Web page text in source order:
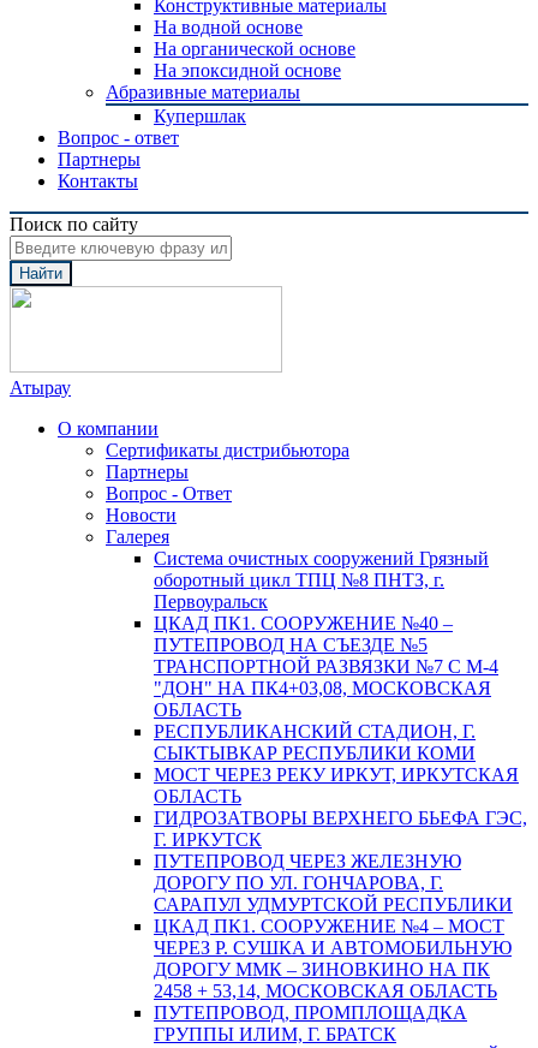
Конструктивные материалы
На водной основе
На органической основе
На эпоксидной основе
Абразивные материалы
Купершлак
Вопрос - ответ
Партнеры
Контакты
Поиск по сайту
Найти
Атырау
О компании
Сертификаты дистрибьютора
Партнеры
Вопрос - Ответ
Новости
Галерея
Система очистных сооружений Грязный
оборотный цикл ТПЦ №8 ПНТЗ, г.
Первоуральск
ЦКАД ПК1. СООРУЖЕНИЕ №40 –
ПУТЕПРОВОД НА СЪЕЗДЕ №5
ТРАНСПОРТНОЙ РАЗВЯЗКИ №7 С М-4
"ДОН" НА ПК4+03,08, МОСКОВСКАЯ
ОБЛАСТЬ
РЕСПУБЛИКАНСКИЙ СТАДИОН, Г.
СЫКТЫВКАР РЕСПУБЛИКИ КОМИ
МОСТ ЧЕРЕЗ РЕКУ ИРКУТ, ИРКУТСКАЯ
ОБЛАСТЬ
ГИДРОЗАТВОРЫ ВЕРХНЕГО БЬЕФА ГЭС,
Г. ИРКУТСК
ПУТЕПРОВОД ЧЕРЕЗ ЖЕЛЕЗНУЮ
ДОРОГУ ПО УЛ. ГОНЧАРОВА, Г.
САРАПУЛ УДМУРТСКОЙ РЕСПУБЛИКИ
ЦКАД ПК1. СООРУЖЕНИЕ №4 – МОСТ
ЧЕРЕЗ Р. СУШКА И АВТОМОБИЛЬНУЮ
ДОРОГУ ММК – ЗИНОВКИНО НА ПК
2458 + 53,14, МОСКОВСКАЯ ОБЛАСТЬ
ПУТЕПРОВОД, ПРОМПЛОЩАДКА
ГРУППЫ ИЛИМ, Г. БРАТСК